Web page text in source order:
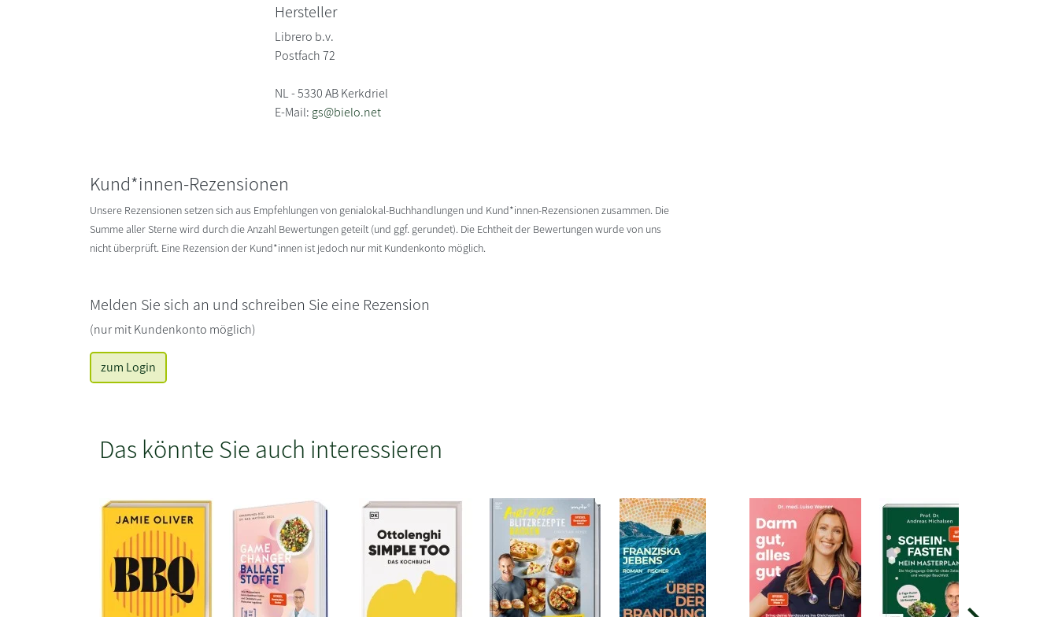
Hersteller
Librero b.v.
Postfach 72
NL - 5330 AB Kerkdriel
E-Mail: gs@bielo.net
Kund*innen-Rezensionen
Unsere Rezensionen setzen sich aus Empfehlungen von genialokal-Buchhandlungen und Kund*innen-Rezensionen zusammen. Die
Summe aller Sterne wird durch die Anzahl Bewertungen geteilt (und ggf. gerundet). Die Echtheit der Bewertungen wurde von uns
nicht überprüft. Eine Rezension der Kund*innen ist jedoch nur mit Kundenkonto möglich.
Melden Sie sich an und schreiben Sie eine Rezension
(nur mit Kundenkonto möglich)
zum Login
Das könnte Sie auch interessieren